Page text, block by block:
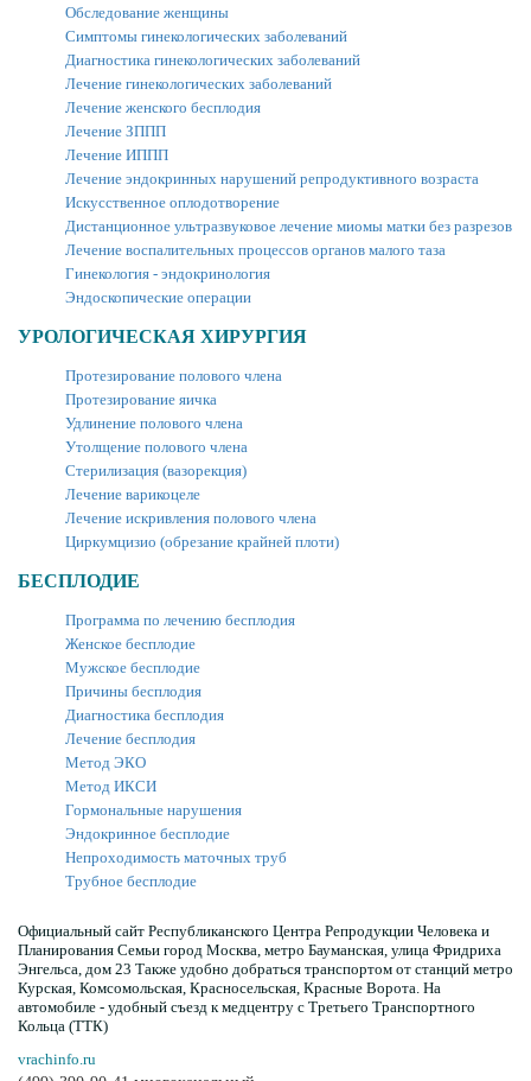
Обследование женщины
Симптомы гинекологических заболеваний
Диагностика гинекологических заболеваний
Лечение гинекологических заболеваний
Лечение женского бесплодия
Лечение ЗППП
Лечение ИППП
Лечение эндокринных нарушений репродуктивного возраста
Искусственное оплодотворение
Дистанционное ультразвуковое лечение миомы матки без разрезов
Лечение воспалительных процессов органов малого таза
Гинекология - эндокринология
Эндоскопические операции
УРОЛОГИЧЕСКАЯ ХИРУРГИЯ
Протезирование полового члена
Протезирование яичка
Удлинение полового члена
Утолщение полового члена
Стерилизация (вазорекция)
Лечение варикоцеле
Лечение искривления полового члена
Циркумцизио (обрезание крайней плоти)
БЕСПЛОДИЕ
Программа по лечению бесплодия
Женское бесплодие
Мужское бесплодие
Причины бесплодия
Диагностика бесплодия
Лечение бесплодия
Метод ЭКО
Метод ИКСИ
Гормональные нарушения
Эндокринное бесплодие
Непроходимость маточных труб
Трубное бесплодие
Официальный сайт Республиканского Центра Репродукции Человека и
Планирования Семьи город Москва, метро Бауманская, улица Фридриха
Энгельса, дом 23 Также удобно добраться транспортом от станций метро
Курская, Комсомольская, Красносельская, Красные Ворота. На
автомобиле - удобный съезд к медцентру с Третьего Транспортного
Кольца (ТТК)
vrachinfo.ru